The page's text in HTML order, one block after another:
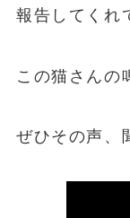
報告してくれ
この猫さんの
ぜひその声、